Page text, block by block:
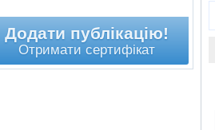
Додати публікацію!
Отримати сертифікат